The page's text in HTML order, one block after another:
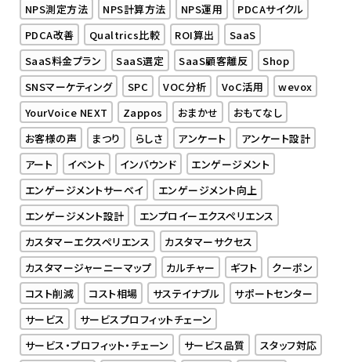
NPS測定方法
NPS計算方法 NPS運用
PDCAサイクル
PDCA改善
Qualtrics比較 ROI算出
SaaS
SaaS料金プラン
SaaS選定 SaaS顧客離反
Shop
SNSマーケティング
SPC VOC分析 VoC活用
wevox
YourVoice NEXT
Zappos おまかせ
おもてなし
お客様の声
まつり らしさ アンケート
アンケート設計
アート
イベント インバウンド
エンゲージメント
エンゲージメントサーベイ
エンゲージメント向上
エンゲージメント設計
エンプロイーエクスペリエンス
カスタマーエクスペリエンス
カスタマーサクセス
カスタマージャーニーマップ
カルチャー ギフト
クーポン
コスト削減
コスト相場 サステイナブル
サポートセンター
サービス
サービスプロフィットチェーン
サービス・プロフィット・チェーン
サービス品質
スタッフ対応